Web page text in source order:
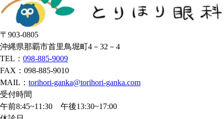
〒903-0805
沖縄県那覇市首里鳥堀町4－32－4
TEL： 098-885-9009
FAX：098-885-9010
MAIL： torihori-ganka@torihori-ganka.com
受付時間
午前8:45~11:30 午後13:30~17:00